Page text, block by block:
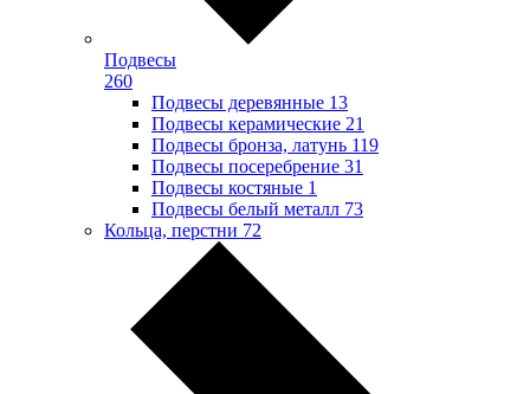
Подвесы
260
Подвесы деревянные 13
Подвесы керамические 21
Подвесы бронза, латунь 119
Подвесы посеребрение 31
Подвесы костяные 1
Подвесы белый металл 73
Кольца, перстни 72